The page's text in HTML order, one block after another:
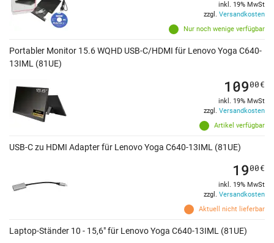
Nur noch wenige verfügbar
inkl. 19% MwSt
zzgl. Versandkosten
Portabler Monitor 15.6 WQHD USB-C/HDMI für Lenovo Yoga C640-
13IML (81UE)
Artikel verfügbar
10900€
inkl. 19% MwSt
zzgl. Versandkosten
USB-C zu HDMI Adapter für Lenovo Yoga C640-13IML (81UE)
Aktuell nicht lieferbar
1900€
inkl. 19% MwSt
zzgl. Versandkosten
Laptop-Ständer 10 - 15,6" für Lenovo Yoga C640-13IML (81UE)